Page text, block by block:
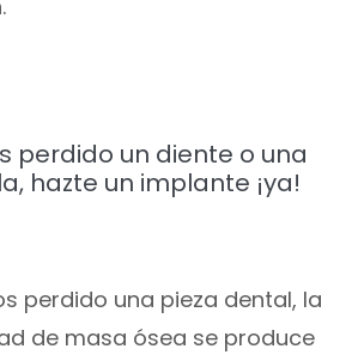
perdido un diente o una
hazte un implante ¡ya!
perdido una pieza dental, la
de masa ósea se produce